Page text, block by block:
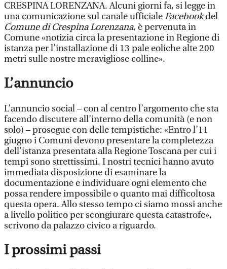
CRESPINA LORENZANA. Alcuni giorni fa, si legge in
una comunicazione sul canale ufficialeFacebookdel
Comune di Crespina Lorenzana, è pervenuta in
Comune «notizia circa la presentazione in Regione di
istanza per l’installazione di 13 pale eoliche alte 200
metri sulle nostre meravigliose colline».
L’annuncio
L’annuncio social – con al centro l’argomento che sta
facendo discutere all’interno della comunità (e non
solo) – prosegue con delle tempistiche: «Entro l’11
giugno i Comuni devono presentare la completezza
dell’istanza presentata alla Regione Toscana per cui i
tempi sono strettissimi. I nostri tecnici hanno avuto
immediata disposizione di esaminare la
documentazione e individuare ogni elemento che
possa rendere impossibile o quanto mai difficoltosa
questa opera. Allo stesso tempo ci siamo mossi anche
a livello politico per scongiurare questa catastrofe»,
scrivono da palazzo civico a riguardo.
I prossimi passi